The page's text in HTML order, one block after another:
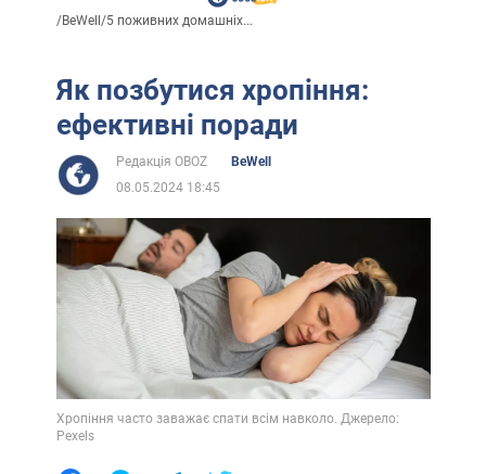
/BeWell /5 поживних домашніх...
Як позбутися хропіння:
ефективні поради
Редакція OBOZ
BeWell
08.05.2024 18:45
Хропіння часто заважає спати всім навколо. Джерело:
Pexels